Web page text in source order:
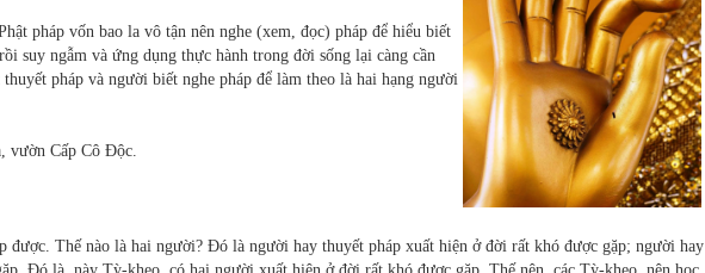
pháp vốn bao la vô tận nên nghe (xem, đọc) pháp để hiểu biết
suy ngẫm và ứng dụng thực hành trong đời sống lại càng cần
pháp và người biết nghe pháp để làm theo là hai hạng người
vườn Cấp Cô Độc.
được. Thế nào là hai người? Đó là người hay thuyết pháp xuất hiện ở đời rất khó được gặp; người hay